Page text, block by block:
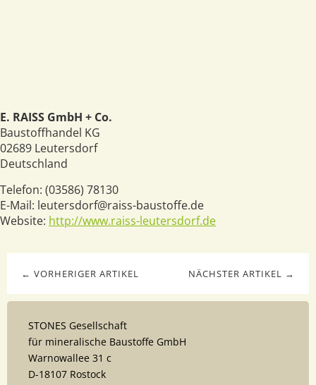
E. RAISS GmbH + Co.
Baustoffhandel KG
02689 Leutersdorf
Deutschland
Telefon: (03586) 78130
E-Mail: leutersdorf@raiss-baustoffe.de
Website: http://www.raiss-leutersdorf.de
NÄCHSTER ARTIKEL →
← VORHERIGER ARTIKEL
STONES Gesellschaft
für mineralische Baustoffe GmbH
Warnowallee 31 c
D-18107 Rostock